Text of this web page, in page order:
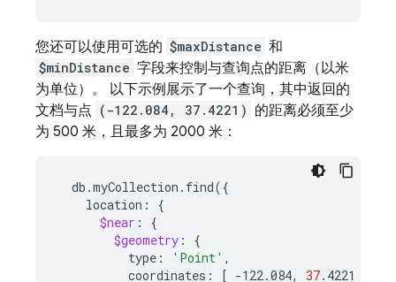
您还可以使用可选的 $maxDistance 和
$minDistance 字段来控制与查询点的距离（以米
为单位）。 以下示例展示了一个查询，其中返回的
文档与点 (-122.084, 37.4221) 的距离必须至少
为 500 米，且最多为 2000 米：
db.myCollection.find({
location:
{
$near :
{
$geometry :
{
type:
'Point'
coordinates:
[ -122.084, 37.4221